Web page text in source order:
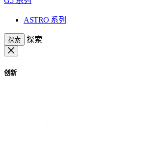
ASTRO 系列
探索 探索
创新